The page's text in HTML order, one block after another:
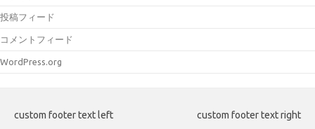
投稿フィード
コメントフィード
WordPress.org
custom footer text left custom footer text right